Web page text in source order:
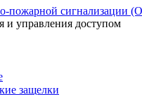
пожарной сигнализации
и управления доступом
защелки